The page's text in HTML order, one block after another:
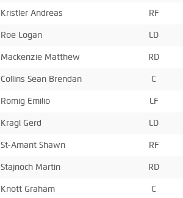
Kristler Andreas RF
Roe Logan LD
Mackenzie Matthew RD
Collins Sean Brendan C
Romig Emilio LF
Kragl Gerd LD
St-Amant Shawn RF
Stajnoch Martin RD
Knott Graham C